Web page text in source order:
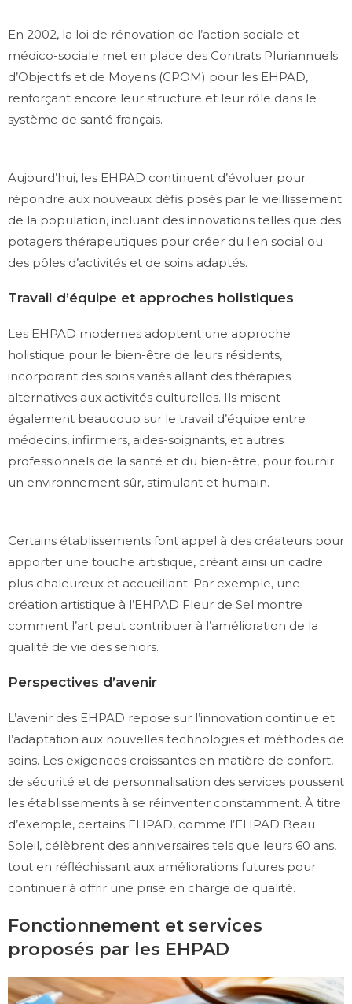
En 2002, la loi de rénovation de l’action sociale et
médico-sociale met en place des Contrats Pluriannuels
d’Objectifs et de Moyens (CPOM) pour les EHPAD,
renforçant encore leur structure et leur rôle dans le
système de santé français.
Aujourd’hui, les EHPAD continuent d’évoluer pour
répondre aux nouveaux défis posés par le vieillissement
de la population, incluant des innovations telles que des
potagers thérapeutiques pour créer du lien social ou
des pôles d’activités et de soins adaptés.
Travail d’équipe et approches holistiques
Les EHPAD modernes adoptent une approche
holistique pour le bien-être de leurs résidents,
incorporant des soins variés allant des thérapies
alternatives aux activités culturelles. Ils misent
également beaucoup sur le travail d’équipe entre
médecins, infirmiers, aides-soignants, et autres
professionnels de la santé et du bien-être, pour fournir
un environnement sûr, stimulant et humain.
Certains établissements font appel à des créateurs pour
apporter une touche artistique, créant ainsi un cadre
plus chaleureux et accueillant. Par exemple, une
création artistique à l’EHPAD Fleur de Sel montre
comment l’art peut contribuer à l’amélioration de la
qualité de vie des seniors.
Perspectives d’avenir
L’avenir des EHPAD repose sur l’innovation continue et
l’adaptation aux nouvelles technologies et méthodes de
soins. Les exigences croissantes en matière de confort,
de sécurité et de personnalisation des services poussent
les établissements à se réinventer constamment. À titre
d’exemple, certains EHPAD, comme l’EHPAD Beau
Soleil, célèbrent des anniversaires tels que leurs 60 ans,
tout en réfléchissant aux améliorations futures pour
continuer à offrir une prise en charge de qualité.
Fonctionnement et services
proposés par les EHPAD